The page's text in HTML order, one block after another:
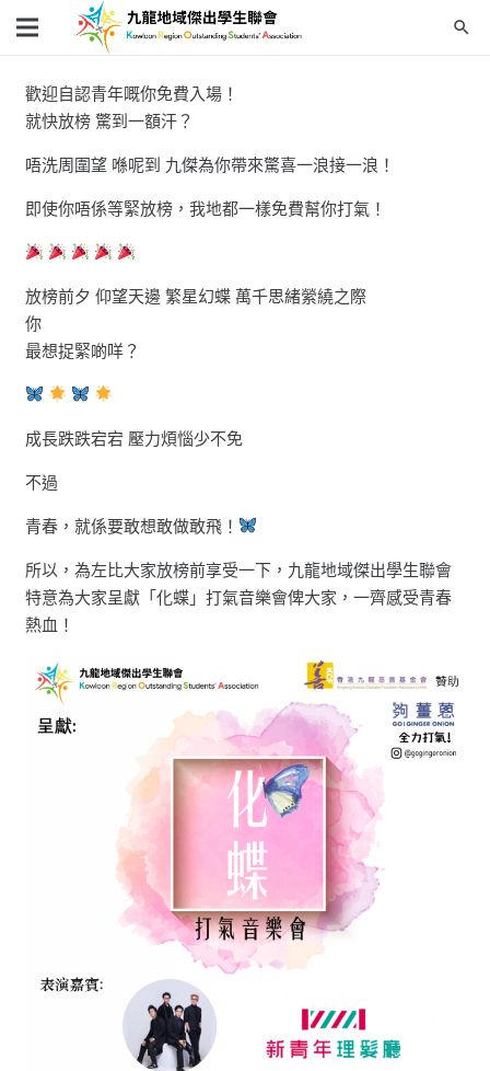
search
歡迎自認青年嘅你免費入場！
就快放榜 驚到一額汗？
唔洗周圍望 喺呢到 九傑為你帶來驚喜一浪接一浪！
即使你唔係等緊放榜，我地都一樣免費幫你打氣！
放榜前夕 仰望天邊 繁星幻蝶 萬千思緒縈繞之際
你
最想捉緊啲咩？
成長跌跌宕宕 壓力煩惱少不免
不過
青春，就係要敢想敢做敢飛！
所以，為左比大家放榜前享受一下，九龍地域傑出學生聯會
特意為大家呈獻「化蝶」打氣音樂會俾大家，一齊感受青春
熱血！